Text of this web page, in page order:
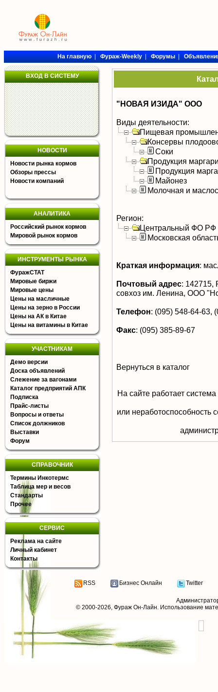
На главную|Фураж-Weekly|Форумы|
ВХОД В СИСТЕМУ
НОВОСТИ
Новости рынка кормов
Обзоры прессы
Новости компаний
АНАЛИТИКА
Российский рынок кормов
Мировой рынок кормов
ИНСТРУМЕНТЫ РЫНКА
ФуражСТАТ
Мировые биржи
Мировые цены
Цены на масличные
Цены на зерно в России
Цены на АК в Китае
Цены на витамины в Китае
УЧАСТНИКАМ
Демо версии
Доска объявлений
Слежение за вагонами
Каталог предприятий АПК
Подписка
Прайс-листы
Вопросы и ответы
Список должников
Выставки
Форум
СПРАВОЧНИК
Термины Инкотермс
Таблица мер и весов
Стандарты
Прочее
СЕРВИС
Реклама на сайте
Личный кабинет
Контакты
"НОВАЯ ИЗИДА" ООО
Виды деятельности:
Пищевая
Консервы
Соки
Продукция
Продукция
Майонез
Молочная и
Регион:
Центральный ФО РФ
Московская
Краткая информация:
Почтовый адрес: 142715,
совхоз им. Ленина, ООО
Телефон: (095) 548-64-63,
Факс: (095) 385-89-67
Вернуться в каталог
На сайте работает
или неработоспособность
RSS Бизнес Онлайн Twitter
© 2000-2026, Фураж Он-Лайн. Использование